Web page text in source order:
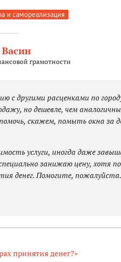
и самореализация
грамотности
с другими расценками по
но дешевле, чем
скажем, помыть окна за
услуги, иногда даже
занижаю цену, хотя
денег. Помогите, пожалуйста.
принятия денег?»